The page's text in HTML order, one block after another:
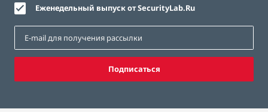
Еженедельный выпуск от SecurityLab.Ru
Подписаться